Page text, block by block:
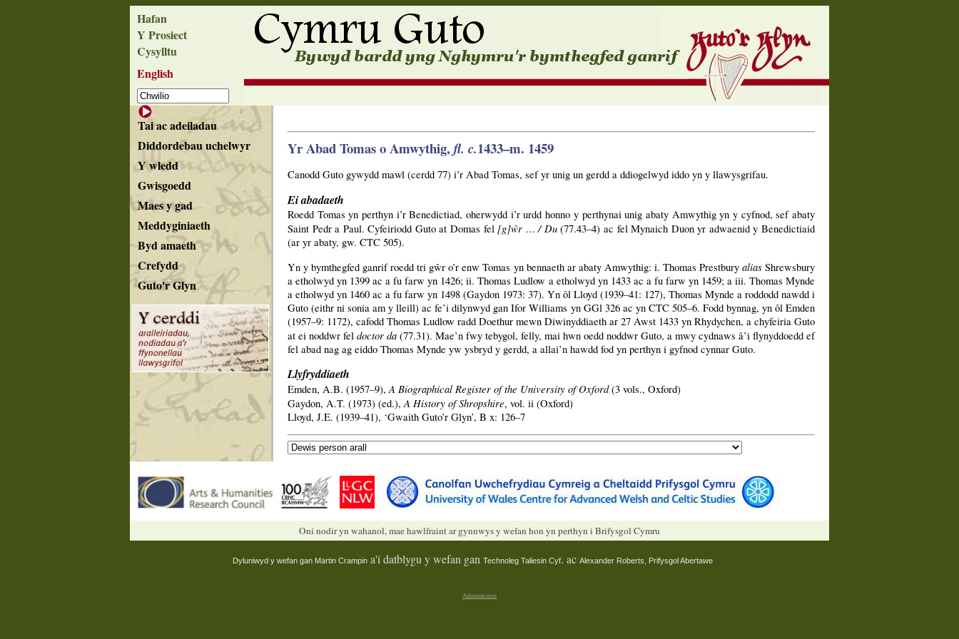
Hafan
Y Prosiect
Cysylltu
English
Tai ac adeiladau
Diddordebau uchelwyr
Y wledd
Gwisgoedd
Maes y gad
Meddyginiaeth
Byd amaeth
Crefydd
Guto'r Glyn
Yr Abad Tomas o Amwythig, fl. c.1433–m. 1459
Canodd Guto gywydd mawl (cerdd 77) i’r Abad Tomas, sef yr unig un gerdd a ddiogelwyd iddo yn y llawysgrifau.
Ei abadaeth
Roedd Tomas yn perthyn i’r Benedictiad, oherwydd i’r urdd honno y perthynai unig abaty Amwythig yn y cyfnod, sef abaty
Saint Pedr a Paul. Cyfeiriodd Guto at Domas fel [g]ŵr … / Du(77.43–4) ac fel Mynaich Duon yr adwaenid y Benedictiaid
(ar yr abaty, gw. CTC 505).
Yn y bymthegfed ganrif roedd tri gŵr o’r enw Tomas yn bennaeth ar abaty Amwythig: i. Thomas Prestbury aliasShrewsbury
a etholwyd yn 1399 ac a fu farw yn 1426; ii. Thomas Ludlow a etholwyd yn 1433 ac a fu farw yn 1459; a iii. Thomas Mynde
a etholwyd yn 1460 ac a fu farw yn 1498 (Gaydon 1973: 37). Yn ôl Lloyd (1939–41: 127), Thomas Mynde a roddodd nawdd i
Guto (eithr ni sonia am y lleill) ac fe’i dilynwyd gan Ifor Williams yn GGl 326 ac yn CTC 505–6. Fodd bynnag, yn ôl Emden
(1957–9: 1172), cafodd Thomas Ludlow radd Doethur mewn Diwinyddiaeth ar 27 Awst 1433 yn Rhydychen, a chyfeiria Guto
at ei noddwr fel doctor da (77.31). Mae’n fwy tebygol, felly, mai hwn oedd noddwr Guto, a mwy cydnaws â’i flynyddoedd ef
fel abad nag ag eiddo Thomas Mynde yw ysbryd y gerdd, a allai’n hawdd fod yn perthyn i gyfnod cynnar Guto.
Llyfryddiaeth
Emden, A.B. (1957–9),A Biographical Register of the University of Oxford(3 vols., Oxford)
Gaydon, A.T. (1973) (ed.),A History of Shropshire, vol. ii (Oxford)
Lloyd, J.E. (1939–41), ‘Gwaith Guto’r Glyn’, B x: 126–7
Oni nodir yn wahanol, mae hawlfraint ar gynnwys y wefan hon yn perthyn i Brifysgol Cymru
Dyluniwyd y wefan gan Martin Crampina'i datblygu y wefan gan Technoleg Taliesin Cyf. ac Alexander Roberts, Prifysgol Abertawe
Administration